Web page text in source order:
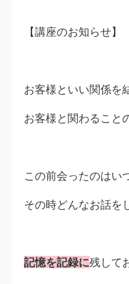
【講座のお知らせ】
お客様といい関係を
お客様と関わること
この前会ったのはい
その時どんなお話を
記憶を記録に残して